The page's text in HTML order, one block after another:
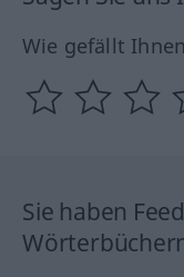
Wie gefällt
Sie haben